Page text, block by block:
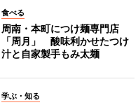
食べる
周南・本町につけ麺専門店
「周月」 酸味利かせたつけ
汁と自家製手もみ太麺
学ぶ・知る